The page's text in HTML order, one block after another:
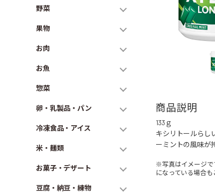
野菜
果物
お肉
お魚
惣菜
卵・乳製品・パン
冷凍食品・アイス
米・麺類
お菓子・デザート
豆腐・納豆・練物
商品説明
133ｇ
キシリトールらし
ーミントの風味が
※写真はイメージで
になっている場合